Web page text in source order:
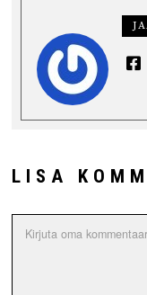
LISA